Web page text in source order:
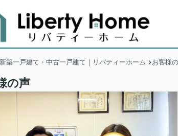
築一戸建て・中古一戸建て｜リバティーホーム お客様
の声